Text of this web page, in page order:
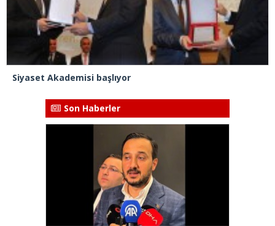
Siyaset Akademisi başlıyor
Son Haberler